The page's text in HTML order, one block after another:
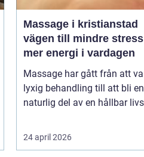
Massage i kristianstad
vägen till mindre
mer energi i vardagen
Massage har gått från att
lyxig behandling till att bli en
naturlig del av en hållbar
24 april 2026